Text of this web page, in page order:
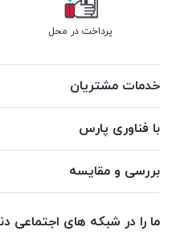
پرداخت در محل
خدمات مشتریان
با فناوری پارس
بررسی و مقایسه
ما را در شبکه های اجتماعی